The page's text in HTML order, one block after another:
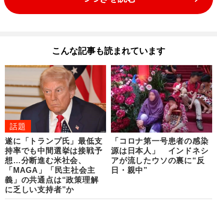
こんな記事も読まれています
話題
遂に「トランプ氏」最低支
持率でも中間選挙は接戦予
想…分断進む米社会、
「MAGA」「民主社会主
義」の共通点は“政策理解
に乏しい支持者”か
「コロナ第一号患者の感染
源は日本人」 インドネシ
アが流したウソの裏に“反
日・親中”